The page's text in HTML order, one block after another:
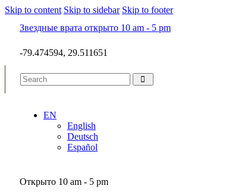
Skip to content Skip to sidebar Skip to footer
Звездные врата открыто 10 am - 5 pm
-79.474594, 29.511651
EN
English
Deutsch
Español
Открыто 10 am - 5 pm